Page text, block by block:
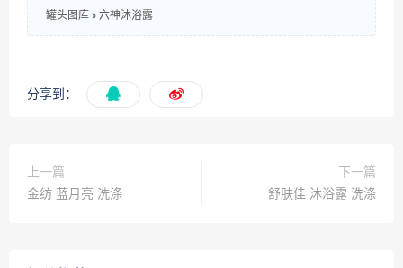
罐头图库 » 六神沐浴露
分享到：
上一篇
金纺 蓝月亮 洗涤
下一篇
舒肤佳 沐浴露 洗涤